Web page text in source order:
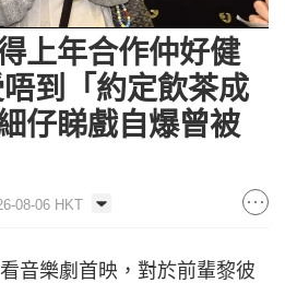
上年合作仲好健
到「約定飲茶成
仔睇戲自爆曾被
08-06 HKT
音樂劇首映，對於前輩黎彼